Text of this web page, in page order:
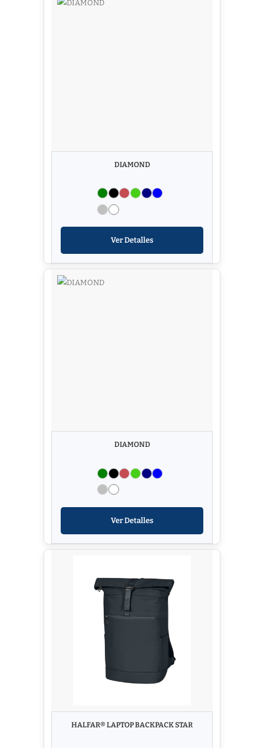
DIAMOND
Ver Detalles
DIAMOND
Ver Detalles
HALFAR® LAPTOP BACKPACK STAR